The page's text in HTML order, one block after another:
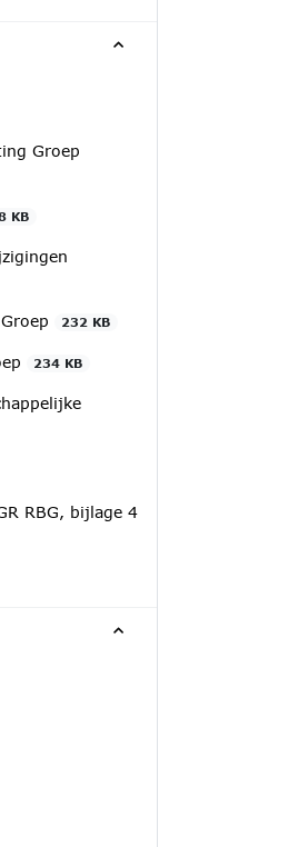
Groep
KB
232 KB
234 KB
RBG, bijlage 4